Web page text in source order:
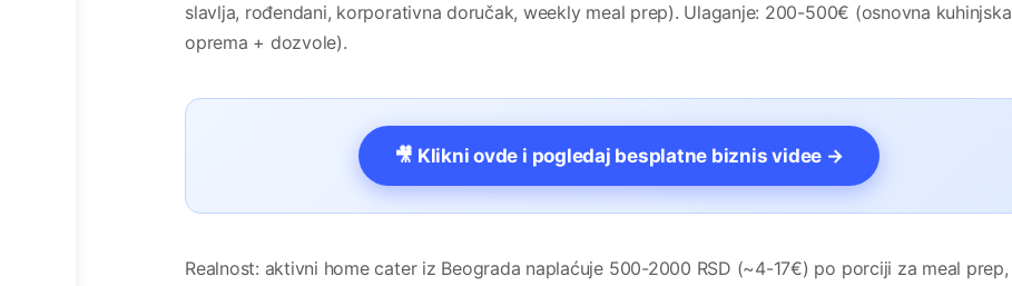
slavlja, rođendani, korporativna doručak, weekly meal prep). Ulaganje: 200-500€ (osnovna kuhinjska
oprema + dozvole).
🎥 Klikni ovde i pogledaj besplatne biznis videe →
Realnost: aktivni home cater iz Beograda naplaćuje 500-2000 RSD (~4-17€) po porciji za meal prep,